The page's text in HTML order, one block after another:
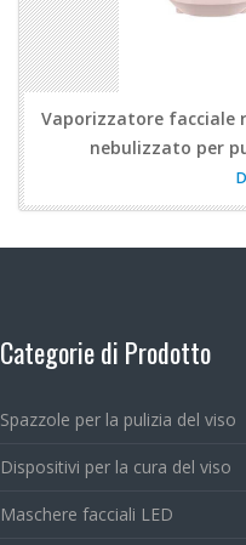
Vaporizzatore facciale
nebulizzato per
Categorie di Prodotto
Spazzole per la pulizia del viso
Dispositivi per la cura del viso
Maschere facciali LED